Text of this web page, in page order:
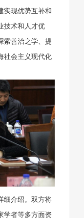
实现优势互补和
技术和人才优
索善治之学、提
社会主义现代化
细介绍。双方将
学者等多方面资